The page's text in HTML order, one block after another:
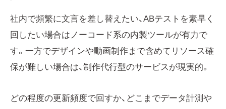
社内で頻繁に文言を差し替えたい、ABテストを素早く
回したい場合はノーコード系の内製ツールが有力で
す。一方でデザインや動画制作まで含めてリソース確
保が難しい場合は、制作代行型のサービスが現実的。
どの程度の更新頻度で回すか、どこまでデータ計測や